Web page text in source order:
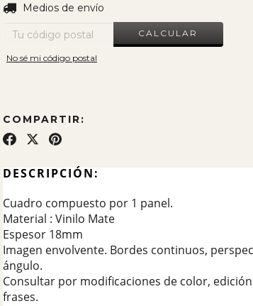
Entregas para el CP:
Medios de envío
CALCULAR
No sé mi código postal
COMPARTIR:
DESCRIPCIÓN:
Cuadro compuesto por 1 panel.
Material : Vinilo Mate
Espesor 18mm
Imagen envolvente. Bordes continuos,
ángulo.
Consultar por modificaciones de color,
frases.